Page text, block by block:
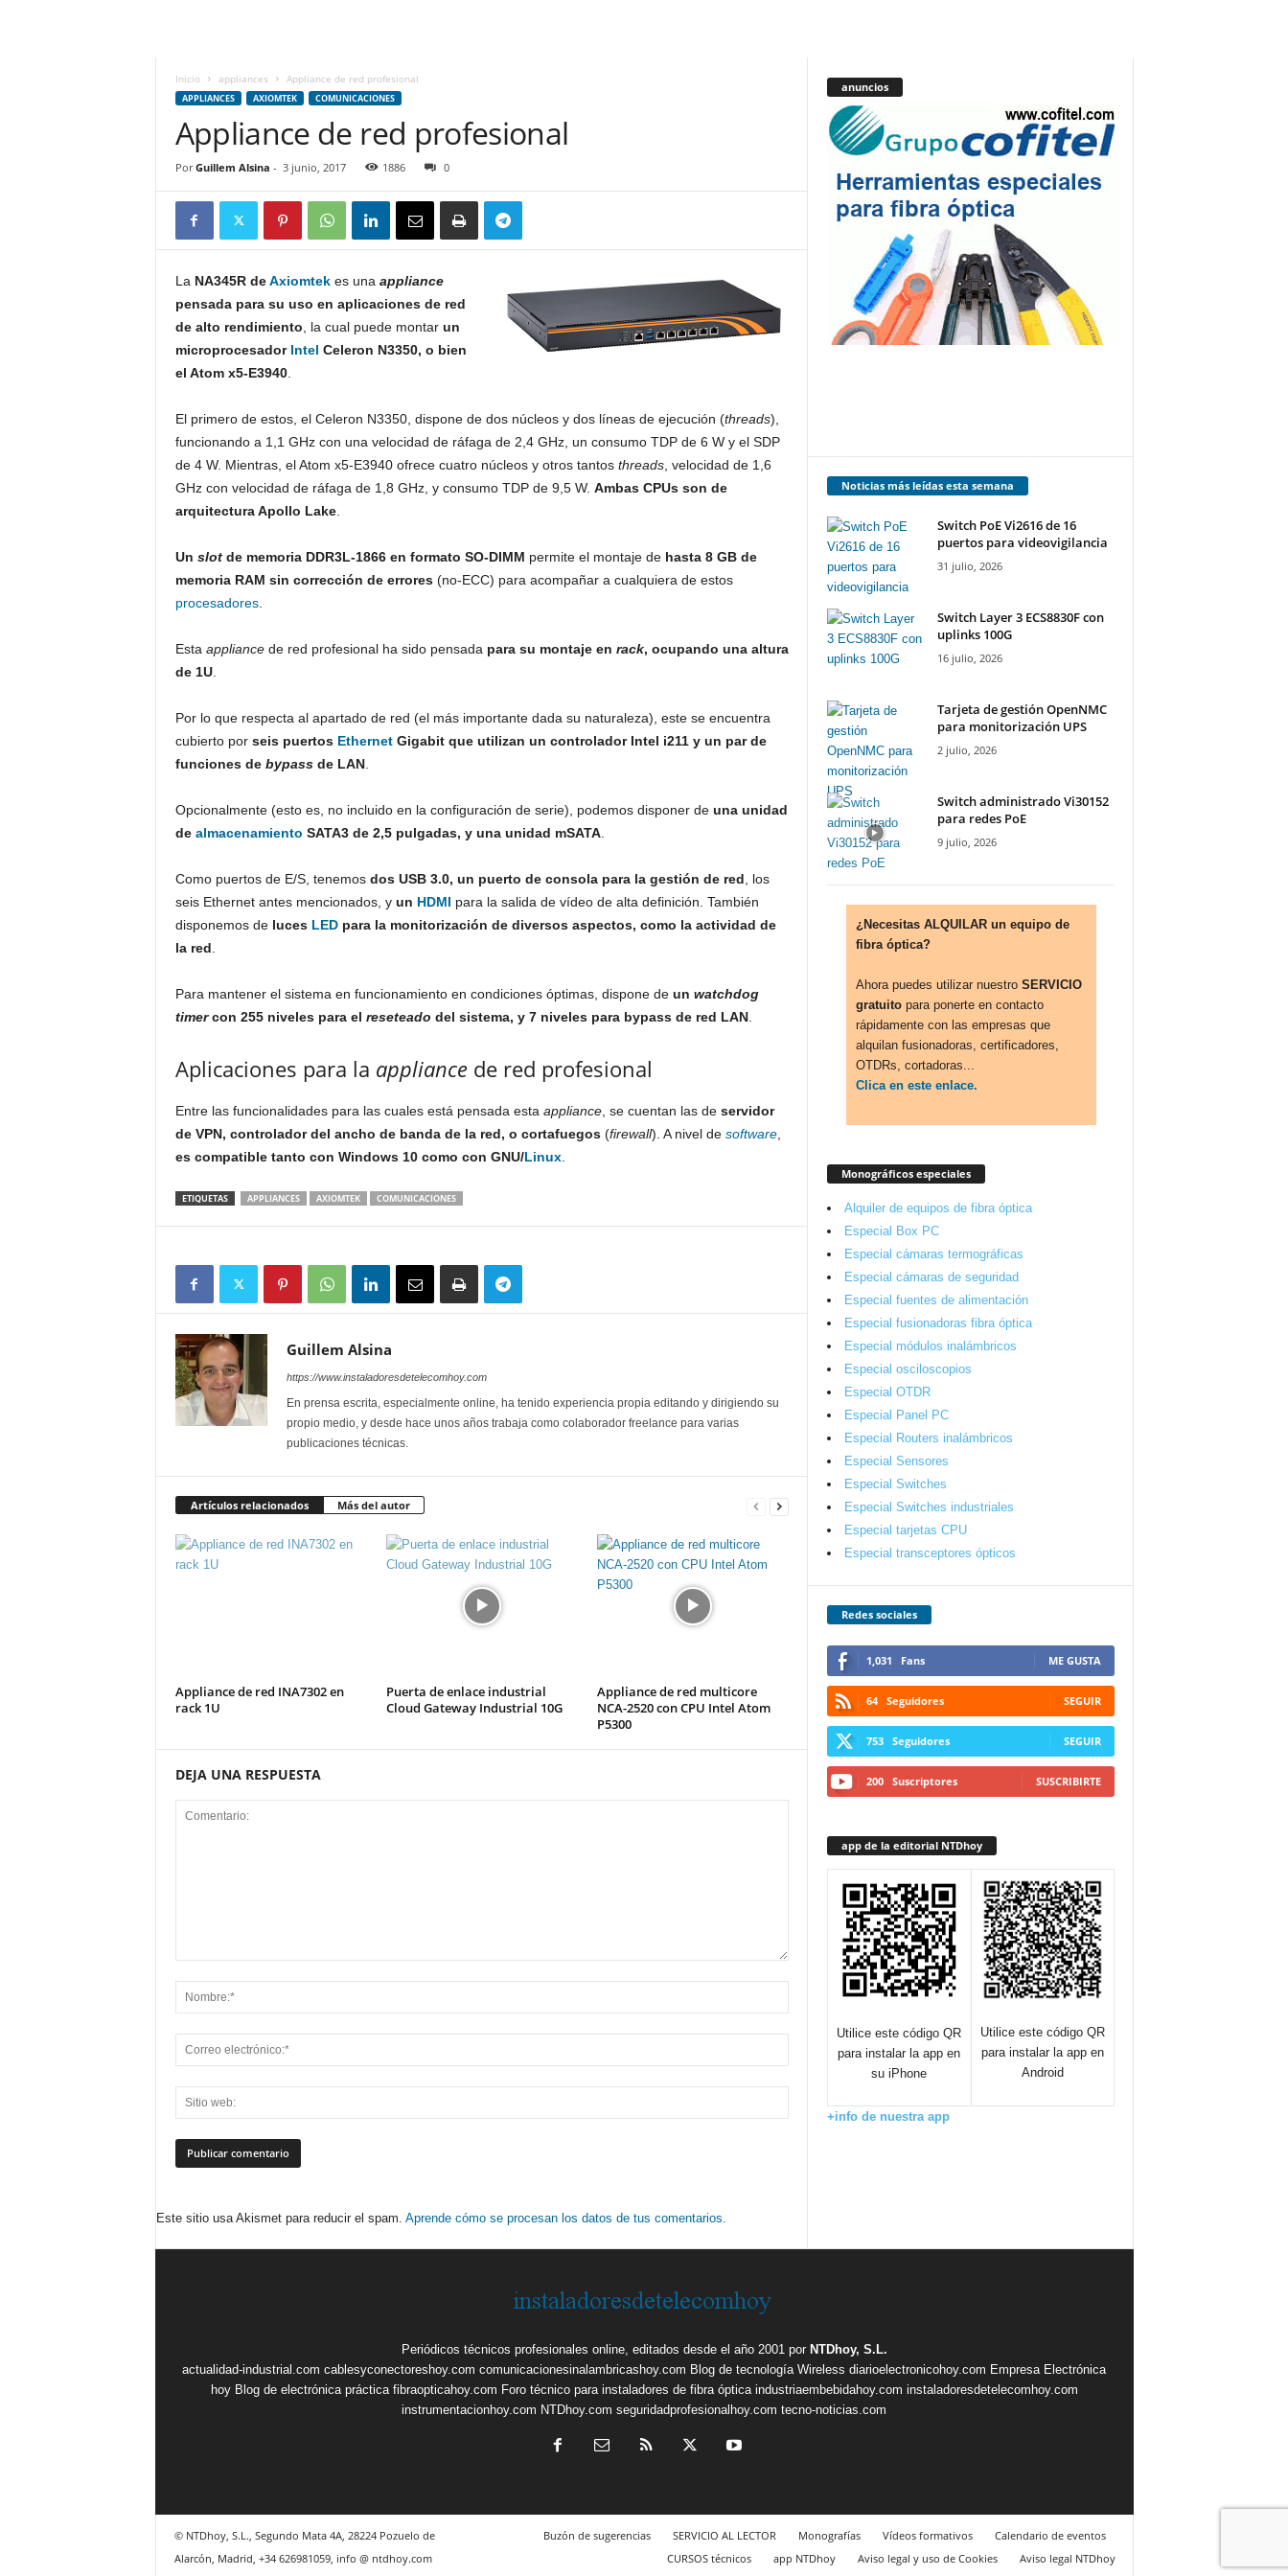
o
Inicio appliances Appliance de red profesional
APPLIANCES AXIOMTEK COMUNICACIONES
Appliance de red profesional
Por Guillem Alsina - 3 junio, 2017 1886 0
La NA345R deAxiomtekes una appliance
pensada para su uso en aplicaciones de red
de alto rendimiento , la cual puede montar un
microprocesador Intel Celeron N3350, o bien
el Atom x5-E3940.
El primero de estos, el Celeron N3350, dispone de dos núcleos y dos líneas de ejecución (threads),
funcionando a 1,1 GHz con una velocidad de ráfaga de 2,4 GHz, un consumo TDP de 6 W y el SDP
de 4 W. Mientras, el Atom x5-E3940 ofrece cuatro núcleos y otros tantos threads, velocidad de 1,6
GHz con velocidad de ráfaga de 1,8 GHz, y consumo TDP de 9,5 W. Ambas CPUs son de
arquitectura Apollo Lake.
Un slotde memoria DDR3L-1866 en formato SO-DIMM permite el montaje de hasta 8 GB de
memoria RAM sin corrección de errores(no-ECC) para acompañar a cualquiera de estos
procesadores.
Esta appliancede red profesional ha sido pensada para su montaje en rack, ocupando una altura
de 1U.
Por lo que respecta al apartado de red (el más importante dada su naturaleza), este se encuentra
cubierto por seis puertos EthernetGigabit que utilizan un controlador Intel i211 y un par de
funciones de bypassde LAN.
Opcionalmente (esto es, no incluido en la configuración de serie), podemos disponer de una unidad
de almacenamiento SATA3 de 2,5 pulgadas, y una unidad mSATA.
Como puertos de E/S, tenemos dos USB 3.0, un puerto de consola para la gestión de red , los
seis Ethernet antes mencionados, y un HDMI para la salida de vídeo de alta definición. También
disponemos de luces LEDpara la monitorización de diversos aspectos, como la actividad de
la red
Para mantener el sistema en funcionamiento en condiciones óptimas, dispone de un watchdog
timercon 255 niveles para el reseteado del sistema, y 7 niveles para bypass de red LAN.
Aplicaciones para la appliancede red profesional
Entre las funcionalidades para las cuales está pensada esta appliance, se cuentan las de servidor
de VPN, controlador del ancho de banda de la red, o cortafuegos(firewall). A nivel de software,
es compatible tanto con Windows 10 como con GNU/Linux.
ETIQUETAS APPLIANCES AXIOMTEK COMUNICACIONES
Guillem Alsina
https://www.instaladoresdetelecomhoy.com
En prensa escrita, especialmente online, ha tenido experiencia propia editando y dirigiendo su
propio medio, y desde hace unos años trabaja como colaborador freelance para varias
publicaciones técnicas.
Artículos relacionados Más del autor
Appliance de red INA7302 en
rack 1U
Puerta de enlace industrial
Cloud Gateway Industrial 10G
Appliance de red multicore
NCA-2520 con CPU Intel Atom
P5300
DEJA UNA RESPUESTA
Este sitio usa Akismet para reducir el spam. Aprende cómo se procesan los datos de tus comentarios.
anuncios
Noticias más leídas esta semana
Switch PoE Vi2616 de 16
puertos para videovigilancia
31 julio, 2026
Switch Layer 3 ECS8830F con
uplinks 100G
16 julio, 2026
Tarjeta de gestión OpenNMC
para monitorización UPS
2 julio, 2026
Switch administrado Vi30152
para redes PoE
9 julio, 2026
¿Necesitas ALQUILAR un equipo de
fibra óptica?
Ahora puedes utilizar nuestro SERVICIO
gratuitopara ponerte en contacto
rápidamente con las empresas que
alquilan fusionadoras, certificadores,
OTDRs, cortadoras...
Clica en este enlace.
Monográficos especiales
Alquiler de equipos de fibra óptica
Especial Box PC
Especial cámaras termográficas
Especial cámaras de seguridad
Especial fuentes de alimentación
Especial fusionadoras fibra óptica
Especial módulos inalámbricos
Especial osciloscopios
Especial OTDR
Especial Panel PC
Especial Routers inalámbricos
Especial Sensores
Especial Switches
Especial Switches industriales
Especial tarjetas CPU
Especial transceptores ópticos
Redes sociales
1,031 Fans ME GUSTA
64 Seguidores SEGUIR
753 Seguidores SEGUIR
200 Suscriptores SUSCRIBIRTE
app de la editorial NTDhoy
Utilice este código QR
para instalar la app en
su iPhone
Utilice este código QR
para instalar la app en
Android
+info de nuestra app
Periódicos técnicos profesionales online, editados desde el año 2001 por NTDhoy, S.L.
actualidad-industrial.com cablesyconectoreshoy.com comunicacionesinalambricashoy.com Blog de tecnología Wireless diarioelectronicohoy.com Empresa Electrónica
hoy Blog de electrónica práctica fibraopticahoy.com Foro técnico para instaladores de fibra óptica industriaembebidahoy.com instaladoresdetelecomhoy.com
instrumentacionhoy.com NTDhoy.com seguridadprofesionalhoy.com tecno-noticias.com
Buzón de sugerencias SERVICIO AL LECTOR Monografías Vídeos formativos
Calendario de eventos
CURSOS técnicos
app NTDhoy Aviso legal y uso de Cookies Aviso legal NTDhoy
© NTDhoy, S.L., Segundo Mata 4A, 28224 Pozuelo de
Alarcón, Madrid, +34 626981059, info @ ntdhoy.com